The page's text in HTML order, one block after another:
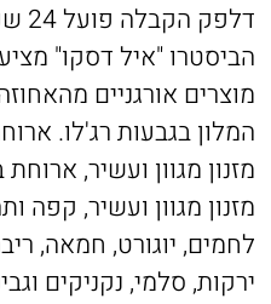
הביסטרו "איל דסקו"
מוצרים אורגניים
המלון בגבעות רג'לו.
מזנון מגוון ועשיר,
מזנון מגוון ועשיר, קפה
לחמים, יוגורט, חמאה,
ירקות, סלמי, נקניקים